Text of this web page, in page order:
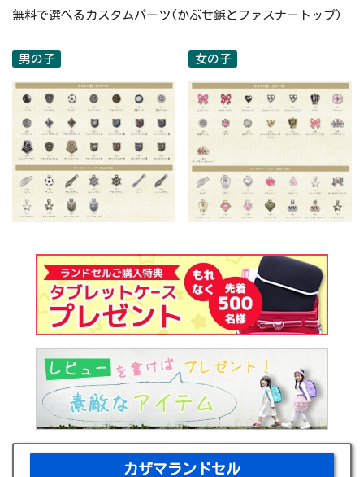
無料で選べるカスタムパーツ(かぶせ鋲とファスナートップ)
男の子 女の子
カザマランドセル